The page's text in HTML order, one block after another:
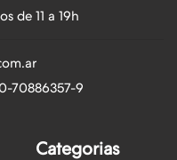
de 11 a 19h
70886357-9
Categorias